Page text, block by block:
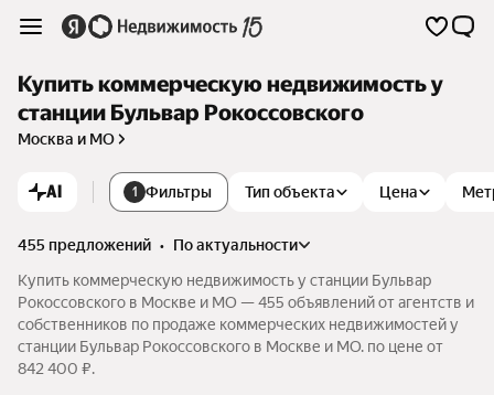
Купить коммерческую недвижимость у
станции Бульвар Рокоссовского
Москва и МО
AI 1 Фильтры Тип объекта Цена
455 предложений •
по актуальности
Купить коммерческую недвижимость у станции Бульвар
Рокоссовского в Москве и МО — 455 объявлений от агентств и
собственников по продаже коммерческих недвижимостей у
станции Бульвар Рокоссовского в Москве и МО. по цене от
842 400 ₽.